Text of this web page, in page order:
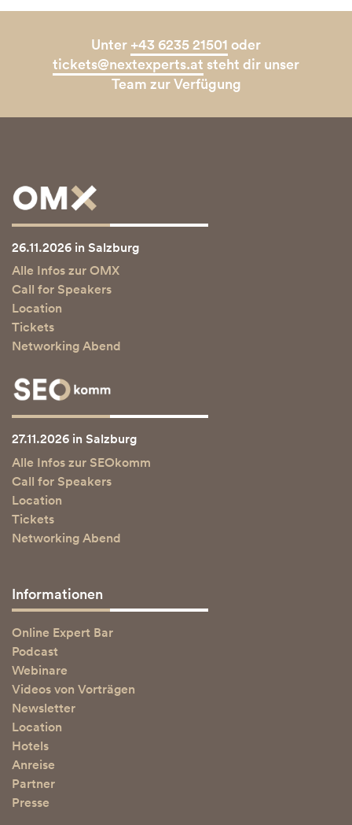
Unter +43 6235 21501 oder
tickets@nextexperts.at steht dir unser
Team zur Verfügung
26.11.2026 in Salzburg
Alle Infos zur OMX
Call for Speakers
Location
Tickets
Networking Abend
27.11.2026 in Salzburg
Alle Infos zur SEOkomm
Call for Speakers
Location
Tickets
Networking Abend
Informationen
Online Expert Bar
Podcast
Webinare
Videos von Vorträgen
Newsletter
Location
Hotels
Anreise
Partner
Presse